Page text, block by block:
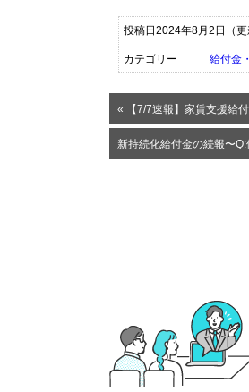
投稿日2024年8月2日 （
カテゴリー 給付金
« 【7/7速報】家賃支援給
新持続化給付金の続報〜